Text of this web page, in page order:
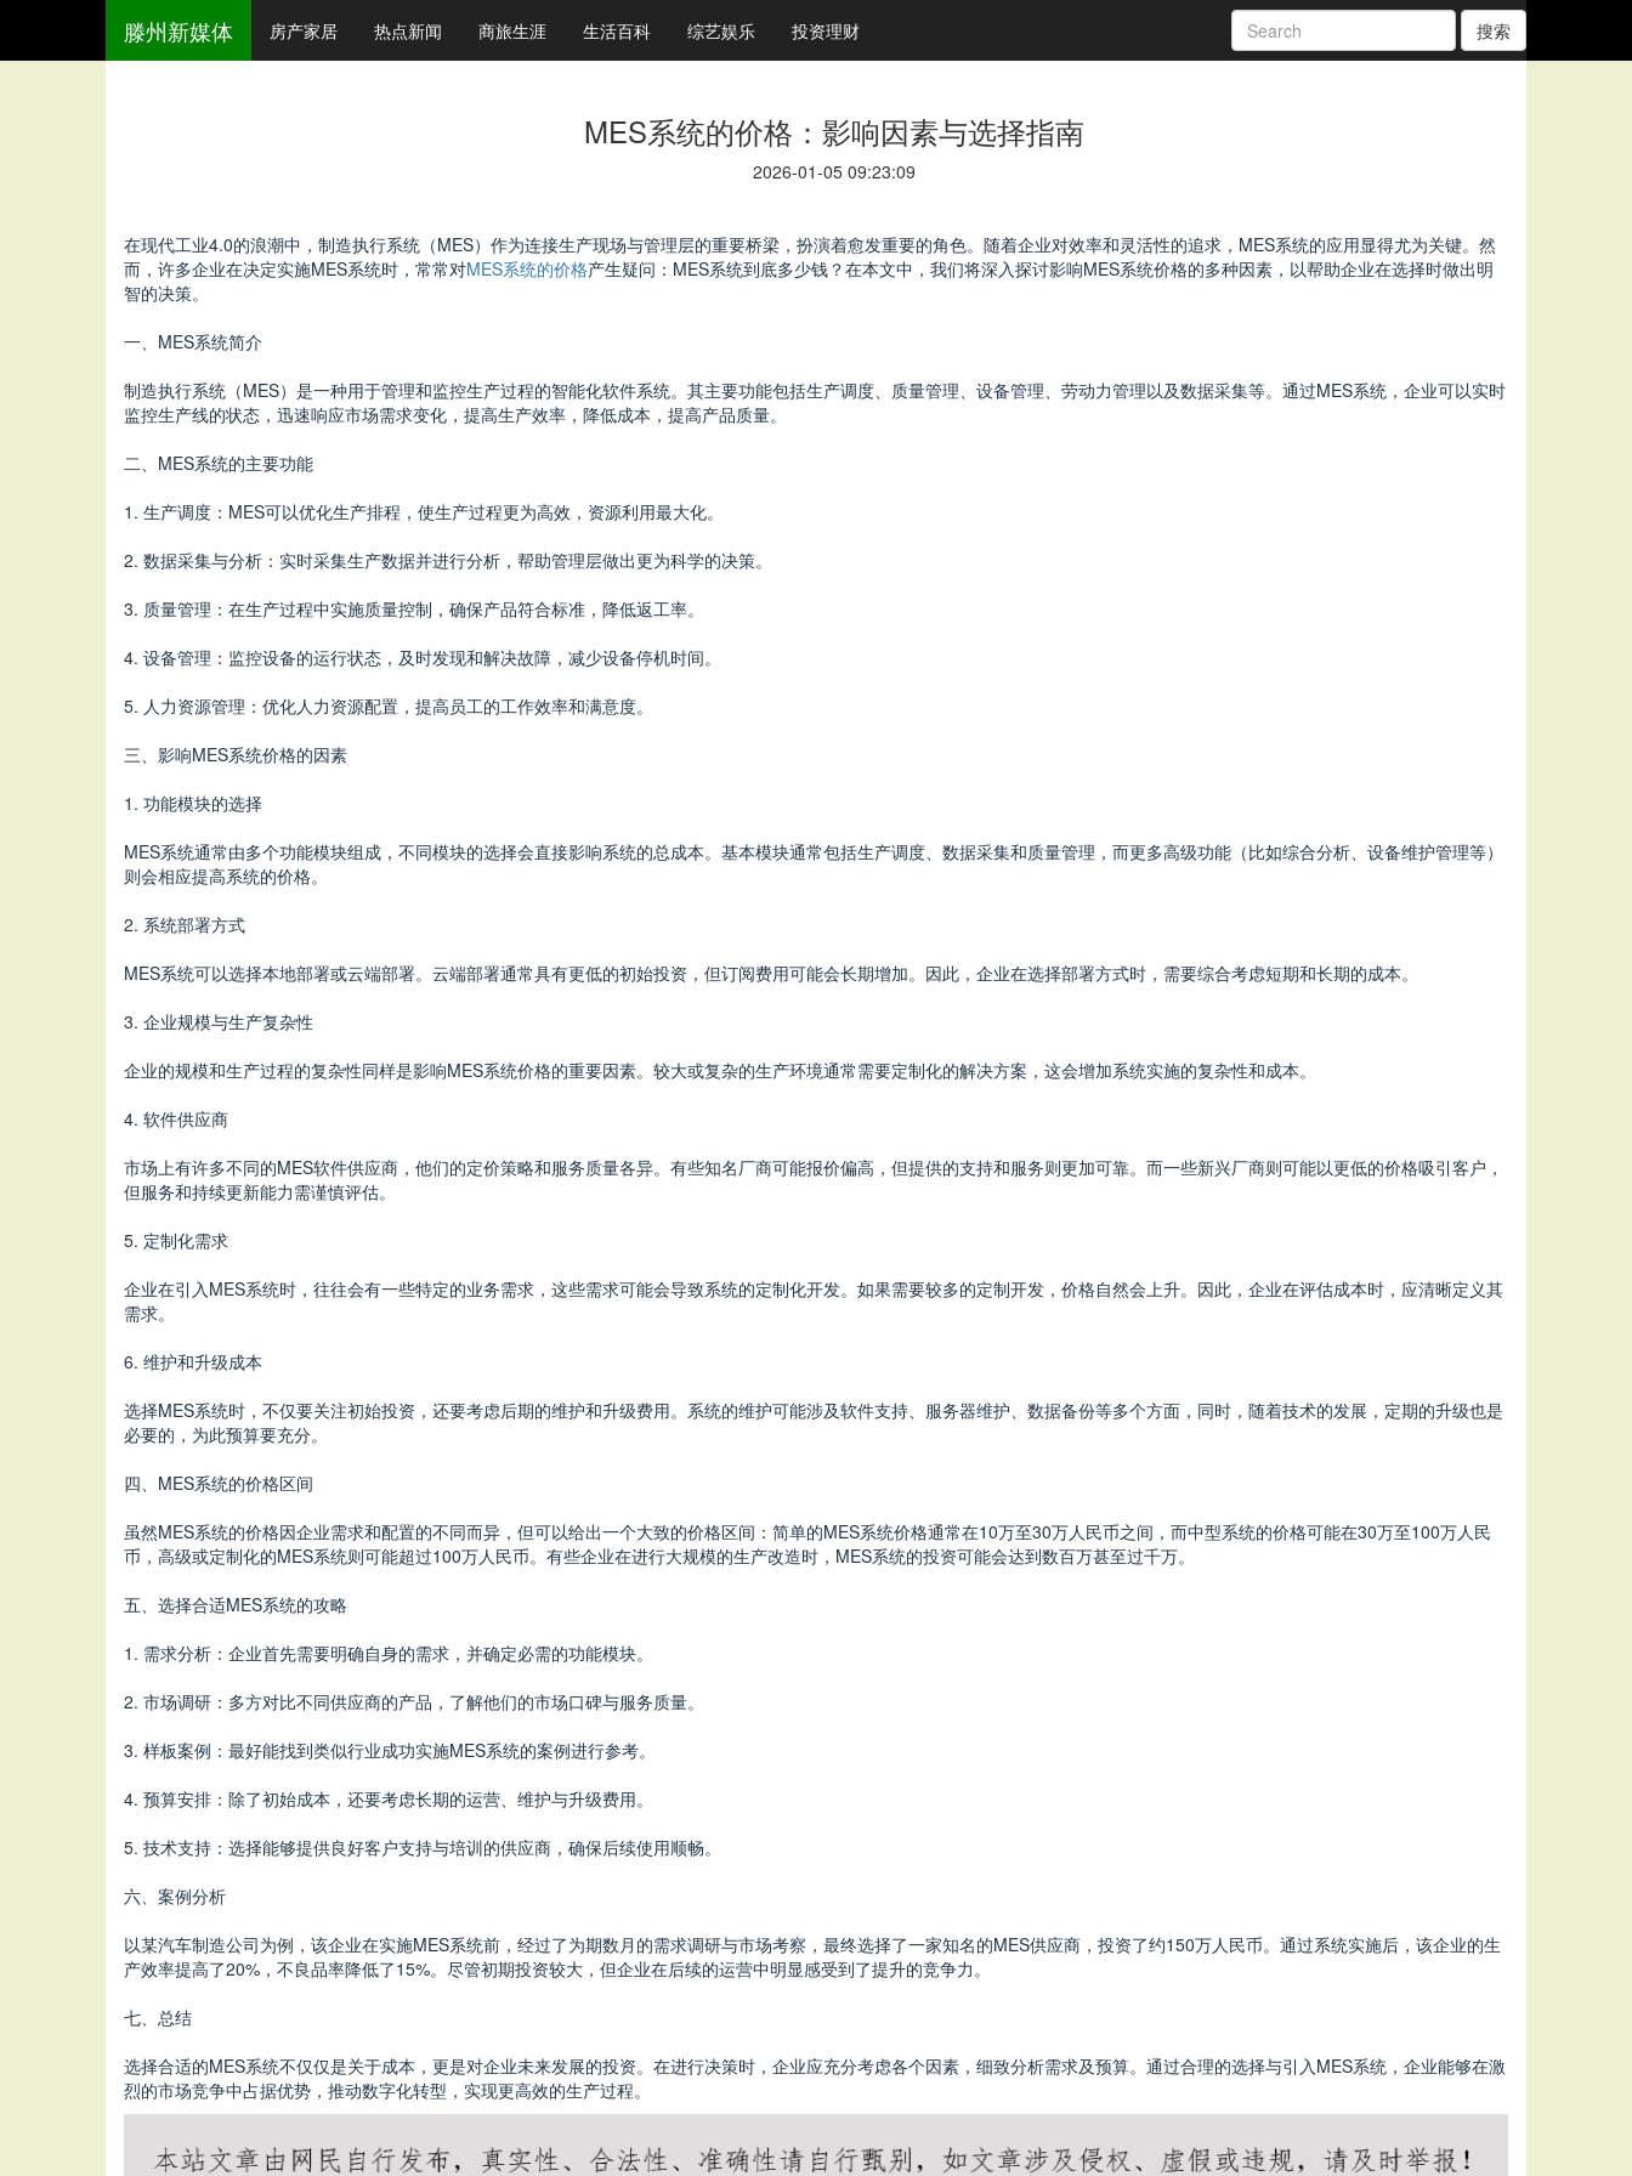
滕州新媒体 房产家居 热点新闻 商旅生涯 生活百科 综艺娱乐 投资理财 搜索
MES系统的价格：影响因素与选择指南
2026-01-05 09:23:09
在现代工业4.0的浪潮中，制造执行系统（MES）作为连接生产现场与管理层的重要桥梁，扮演着愈发重要的角色。随着企业对效率和灵活性的追求，MES系统的应用显得尤为关键。然
而，许多企业在决定实施MES系统时，常常对MES系统的价格产生疑问：MES系统到底多少钱？在本文中，我们将深入探讨影响MES系统价格的多种因素，以帮助企业在选择时做出明
智的决策。
一、MES系统简介
制造执行系统（MES）是一种用于管理和监控生产过程的智能化软件系统。其主要功能包括生产调度、质量管理、设备管理、劳动力管理以及数据采集等。通过MES系统，企业可以实时
监控生产线的状态，迅速响应市场需求变化，提高生产效率，降低成本，提高产品质量。
二、MES系统的主要功能
1. 生产调度：MES可以优化生产排程，使生产过程更为高效，资源利用最大化。
2. 数据采集与分析：实时采集生产数据并进行分析，帮助管理层做出更为科学的决策。
3. 质量管理：在生产过程中实施质量控制，确保产品符合标准，降低返工率。
4. 设备管理：监控设备的运行状态，及时发现和解决故障，减少设备停机时间。
5. 人力资源管理：优化人力资源配置，提高员工的工作效率和满意度。
三、影响MES系统价格的因素
1. 功能模块的选择
MES系统通常由多个功能模块组成，不同模块的选择会直接影响系统的总成本。基本模块通常包括生产调度、数据采集和质量管理，而更多高级功能（比如综合分析、设备维护管理等）
则会相应提高系统的价格。
2. 系统部署方式
MES系统可以选择本地部署或云端部署。云端部署通常具有更低的初始投资，但订阅费用可能会长期增加。因此，企业在选择部署方式时，需要综合考虑短期和长期的成本。
3. 企业规模与生产复杂性
企业的规模和生产过程的复杂性同样是影响MES系统价格的重要因素。较大或复杂的生产环境通常需要定制化的解决方案，这会增加系统实施的复杂性和成本。
4. 软件供应商
市场上有许多不同的MES软件供应商，他们的定价策略和服务质量各异。有些知名厂商可能报价偏高，但提供的支持和服务则更加可靠。而一些新兴厂商则可能以更低的价格吸引客户，
但服务和持续更新能力需谨慎评估。
5. 定制化需求
企业在引入MES系统时，往往会有一些特定的业务需求，这些需求可能会导致系统的定制化开发。如果需要较多的定制开发，价格自然会上升。因此，企业在评估成本时，应清晰定义其
需求。
6. 维护和升级成本
选择MES系统时，不仅要关注初始投资，还要考虑后期的维护和升级费用。系统的维护可能涉及软件支持、服务器维护、数据备份等多个方面，同时，随着技术的发展，定期的升级也是
必要的，为此预算要充分。
四、MES系统的价格区间
虽然MES系统的价格因企业需求和配置的不同而异，但可以给出一个大致的价格区间：简单的MES系统价格通常在10万至30万人民币之间，而中型系统的价格可能在30万至100万人民
币，高级或定制化的MES系统则可能超过100万人民币。有些企业在进行大规模的生产改造时，MES系统的投资可能会达到数百万甚至过千万。
五、选择合适MES系统的攻略
1. 需求分析：企业首先需要明确自身的需求，并确定必需的功能模块。
2. 市场调研：多方对比不同供应商的产品，了解他们的市场口碑与服务质量。
3. 样板案例：最好能找到类似行业成功实施MES系统的案例进行参考。
4. 预算安排：除了初始成本，还要考虑长期的运营、维护与升级费用。
5. 技术支持：选择能够提供良好客户支持与培训的供应商，确保后续使用顺畅。
六、案例分析
以某汽车制造公司为例，该企业在实施MES系统前，经过了为期数月的需求调研与市场考察，最终选择了一家知名的MES供应商，投资了约150万人民币。通过系统实施后，该企业的生
产效率提高了20%，不良品率降低了15%。尽管初期投资较大，但企业在后续的运营中明显感受到了提升的竞争力。
七、总结
选择合适的MES系统不仅仅是关于成本，更是对企业未来发展的投资。在进行决策时，企业应充分考虑各个因素，细致分析需求及预算。通过合理的选择与引入MES系统，企业能够在激
烈的市场竞争中占据优势，推动数字化转型，实现更高效的生产过程。